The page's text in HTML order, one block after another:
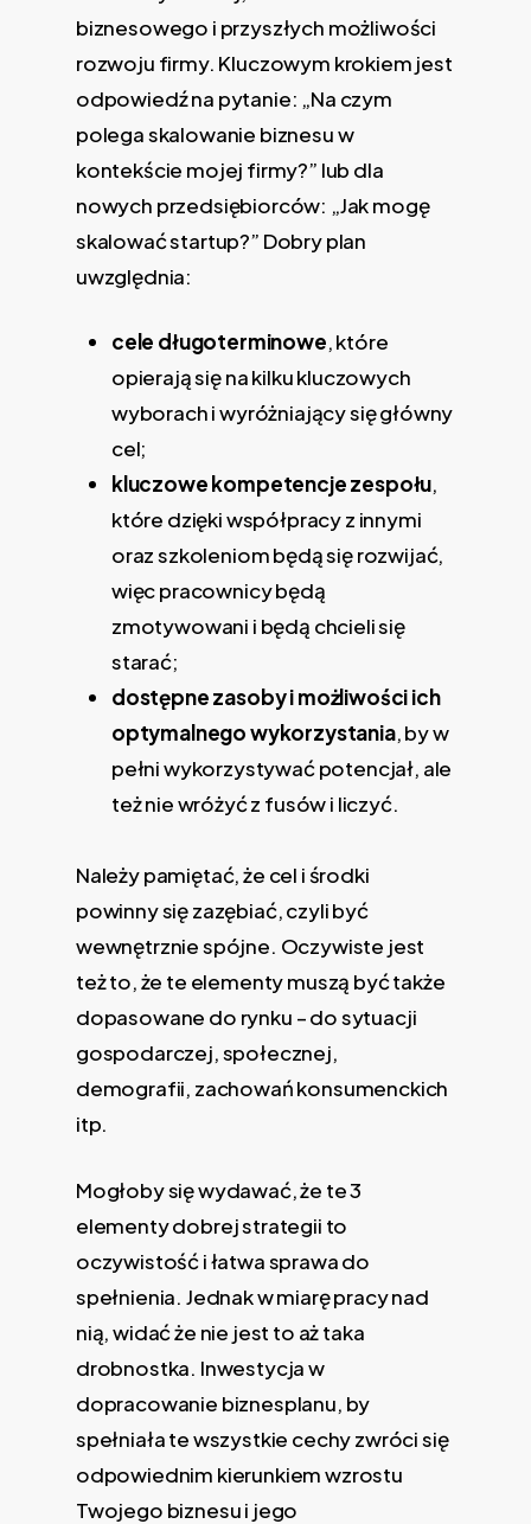
biznesowego i przyszłych możliwości
rozwoju firmy. Kluczowym krokiem jest
odpowiedź na pytanie: „Na czym
polega skalowanie biznesu w
kontekście mojej firmy?” lub dla
nowych przedsiębiorców: „Jak mogę
skalować startup?” Dobry plan
uwzględnia:
cele długoterminowe, które
opierają się na kilku kluczowych
wyborach i wyróżniający się główny
cel;
kluczowe kompetencje zespołu,
które dzięki współpracy z innymi
oraz szkoleniom będą się rozwijać,
więc pracownicy będą
zmotywowani i będą chcieli się
starać;
dostępne zasoby i możliwości ich
optymalnego wykorzystania, by w
pełni wykorzystywać potencjał, ale
też nie wróżyć z fusów i liczyć.
Należy pamiętać, że cel i środki
powinny się zazębiać, czyli być
wewnętrznie spójne. Oczywiste jest
też to, że te elementy muszą być także
dopasowane do rynku – do sytuacji
gospodarczej, społecznej,
demografii, zachowań konsumenckich
itp.
Mogłoby się wydawać, że te 3
elementy dobrej strategii to
oczywistość i łatwa sprawa do
spełnienia. Jednak w miarę pracy nad
nią, widać że nie jest to aż taka
drobnostka. Inwestycja w
dopracowanie biznesplanu, by
spełniała te wszystkie cechy zwróci się
odpowiednim kierunkiem wzrostu
Twojego biznesu i jego